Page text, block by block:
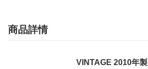
商品詳情
VINTAGE 2010年製